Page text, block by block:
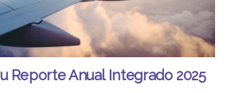
Reporte Anual Integrado 2025